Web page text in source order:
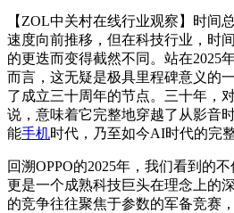
【ZOL中关村在线行业观察】时间
速度向前推移，但在科技行业，时
的更迭而变得截然不同。站在2025
而言，这无疑是极具里程碑意义的
了成立三十周年的节点。三十年，
说，意味着它完整地穿越了从影音
能手机时代，乃至如今AI时代的完整
回溯OPPO的2025年，我们看到的
更是一个成熟科技巨头在理念上的
的竞争往往聚焦于参数的军备竞赛